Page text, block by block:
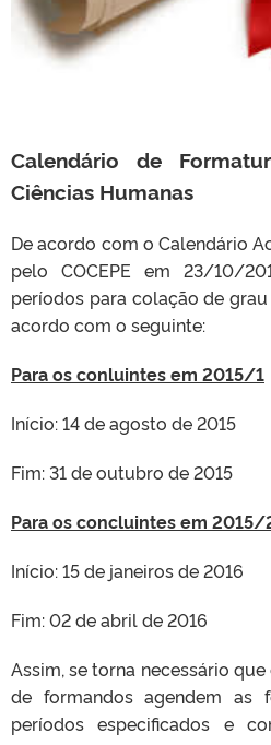
Calendário de
Ciências Humanas
De acordo com o Calendário
pelo COCEPE em 23/10/
períodos para colação de
acordo com o seguinte:
Para os conluintes em 2015/1
Início: 14 de agosto de 2015
Fim: 31 de outubro de 2015
Para os concluintes em 2015/
Início: 15 de janeiros de 2016
Fim: 02 de abril de 2016
Assim, se torna necessário
de formandos agendem as
períodos especificados e